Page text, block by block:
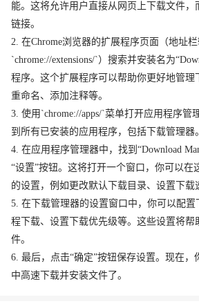
能。这将允许用户直接从网页上下载文件，
链接。
2. 在Chrome浏览器的扩展程序页面（地址栏
`chrome://extensions/`）搜索并安装名为
程序。这个扩展程序可以帮助你更好地管理
重命名、添加注释等。
3. 使用`chrome://apps/`菜单打开应用程序管
到所有已安装的应用程序，包括下载管理器。
4. 在应用程序管理器中，找到“Download
“设置”按钮。这将打开一个窗口，你可以在
的设置，例如更改默认下载目录、设置下载
5. 在下载管理器的设置窗口中，你可以配
程下载、设置下载优先级等。这些设置将帮
件。
6. 最后，点击“确定”按钮保存设置。现在，
中高速下载并安装文件了。